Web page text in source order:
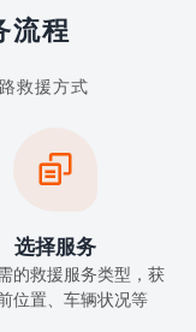
流程
救援方式

选择服务
的救援服务类型，获
位置、车辆状况等